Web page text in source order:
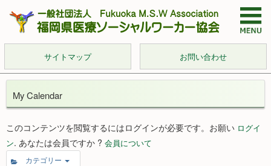
サイトマップ お問い合わせ
My Calendar
このコンテンツを閲覧するにはログインが必要です。お願い ログイ
ン. あなたは会員ですか ? 会員について
カテゴリー